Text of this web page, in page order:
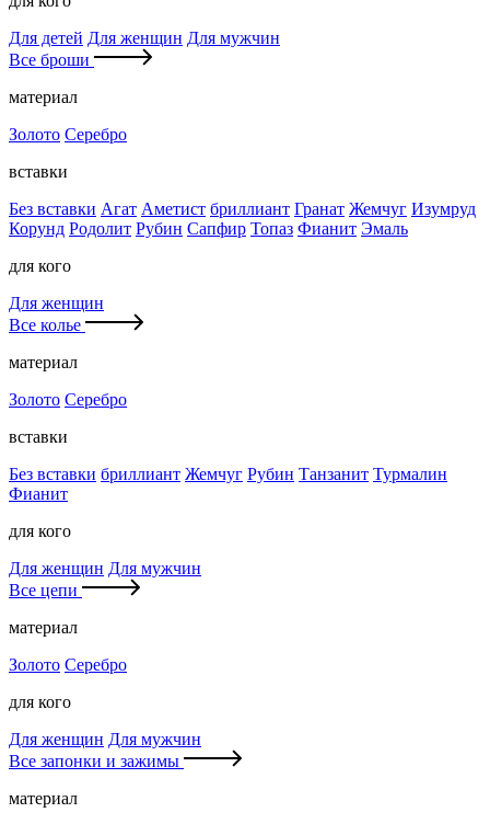
Для детей Для женщин Для мужчин
Все броши
материал
Золото Серебро
вставки
Без вставки Агат Аметист бриллиант Гранат Жемчуг Изумруд
Корунд Родолит Рубин Сапфир Топаз Фианит Эмаль
для кого
Для женщин
Все колье
материал
Золото Серебро
вставки
Без вставки бриллиант Жемчуг Рубин Танзанит Турмалин
Фианит
для кого
Для женщин Для мужчин
Все цепи
материал
Золото Серебро
для кого
Для женщин Для мужчин
Все запонки и зажимы
материал